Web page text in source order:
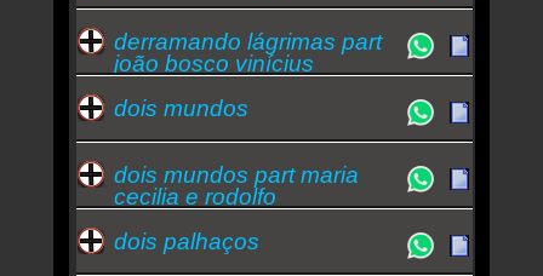
derramando lágrimas part
joão bosco vinícius
dois mundos
dois mundos part maria
cecilia e rodolfo
dois palhaços